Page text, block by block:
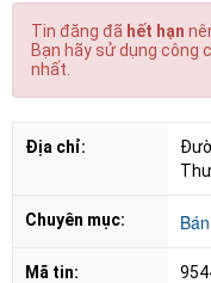
Tin đăng đã hết hạn
Bạn hãy sử dụng công
nhất.
Địa chỉ:
Chuyên mục:
Mã tin: